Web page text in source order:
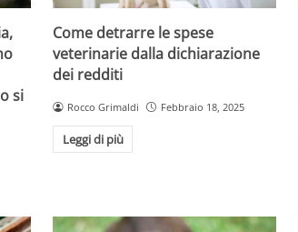
si
Come detrarre le spese
veterinarie dalla dichiarazione
dei redditi
Rocco Grimaldi Febbraio 18, 2025
Leggi di più